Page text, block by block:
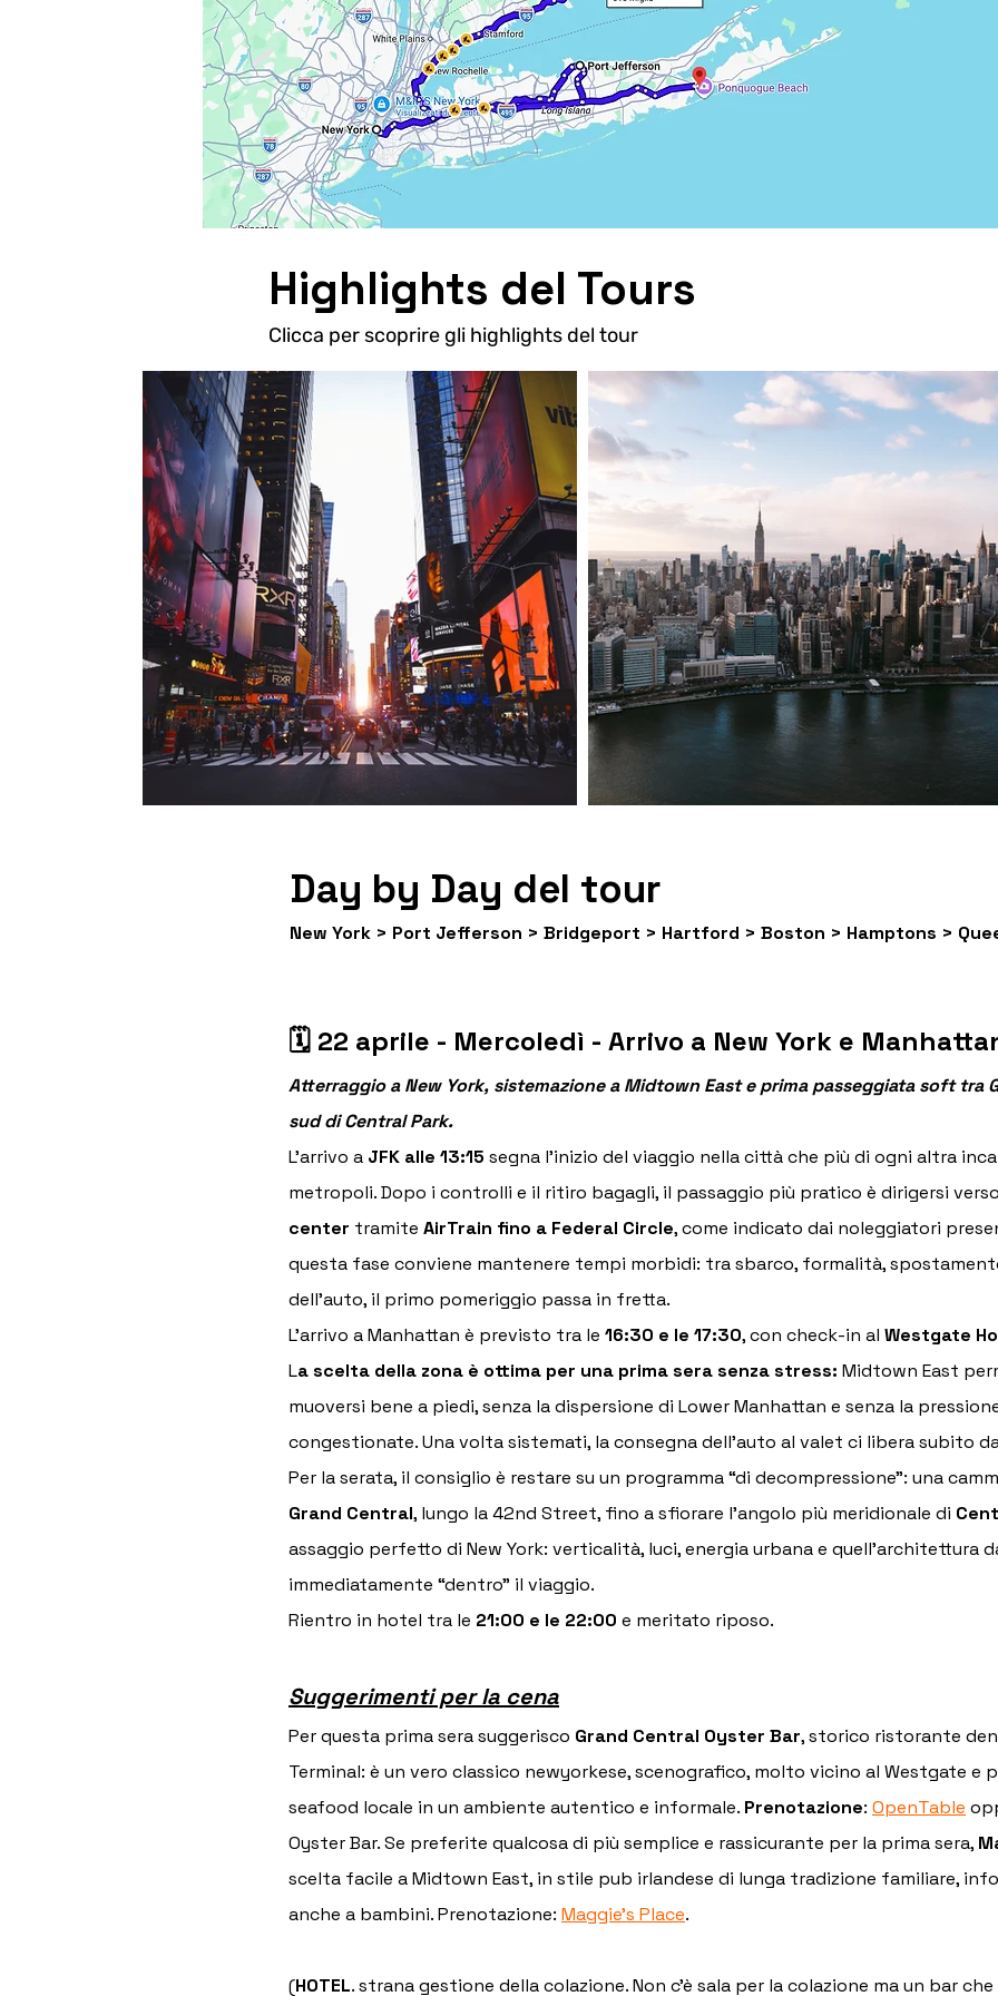
Highlights del Tours
Clicca per scoprire gli highlights del tour
Day by Day del tour
New York > Port Jefferson > Bridgeport > Hartford > Boston > Hamptons >
🗓 22 aprile - Mercoledì - Arrivo a New York e
Atterraggio a New York, sistemazione a Midtown East e prima passeggiata soft tra
sud di Central Park.
L’arrivo a JFK alle 13:15 segna l’inizio del viaggio nella città che più di ogni altra
metropoli. Dopo i controlli e il ritiro bagagli, il passaggio più pratico è dirigersi
center tramite AirTrain fino a Federal Circle, come indicato dai noleggiatori
questa fase conviene mantenere tempi morbidi: tra sbarco, formalità,
dell’auto, il primo pomeriggio passa in fretta.
L’arrivo a Manhattan è previsto tra le 16:30 e le 17:30, con check-in al Westgate
La scelta della zona è ottima per una prima sera senza stress: Midtown East
muoversi bene a piedi, senza la dispersione di Lower Manhattan e senza la
congestionate. Una volta sistemati, la consegna dell’auto al valet ci libera subito
Per la serata, il consiglio è restare su un programma “di decompressione”: una
Grand Central, lungo la 42nd Street, fino a sfiorare l’angolo più meridionale di
assaggio perfetto di New York: verticalità, luci, energia urbana e quell’architettura
immediatamente “dentro” il viaggio.
Rientro in hotel tra le 21:00 e le 22:00 e meritato riposo.
Suggerimenti per la cena
Per questa prima sera suggerisco Grand Central Oyster Bar, storico ristorante
Terminal: è un vero classico newyorkese, scenografico, molto vicino al Westgate
seafood locale in un ambiente autentico e informale. Prenotazione: OpenTable
Oyster Bar. Se preferite qualcosa di più semplice e rassicurante per la prima sera,
scelta facile a Midtown East, in stile pub irlandese di lunga tradizione familiare,
anche a bambini. Prenotazione: Maggie’s Place.
(HOTEL. strana gestione della colazione. Non c'è sala per la colazione ma un bar